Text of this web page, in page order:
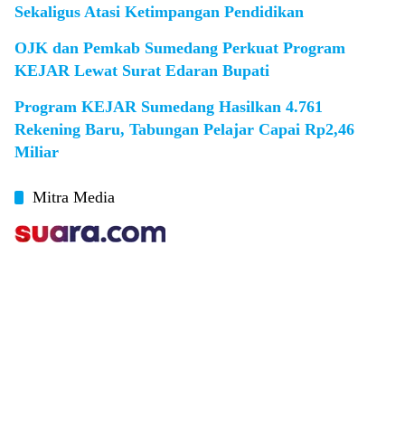
Sekaligus Atasi Ketimpangan Pendidikan
OJK dan Pemkab Sumedang Perkuat Program
KEJAR Lewat Surat Edaran Bupati
Program KEJAR Sumedang Hasilkan 4.761
Rekening Baru, Tabungan Pelajar Capai Rp2,46
Miliar
Mitra Media